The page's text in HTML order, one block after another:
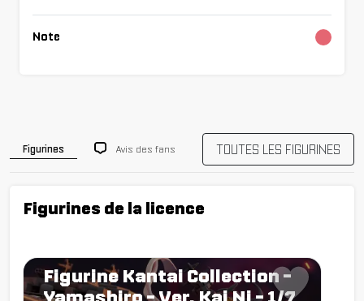
Note
Figurines Avis des fans TOUTES LES FIGURINES
Figurines de la licence
Figurine Kantai Collection -